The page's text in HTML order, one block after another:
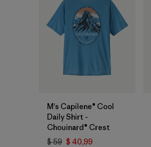
M's Capilene® Cool
Daily Shirt -
Chouinard® Crest
$ 59 $ 40,99